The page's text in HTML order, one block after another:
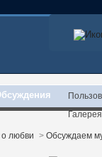
Галерея
о любви > Обсуждаем